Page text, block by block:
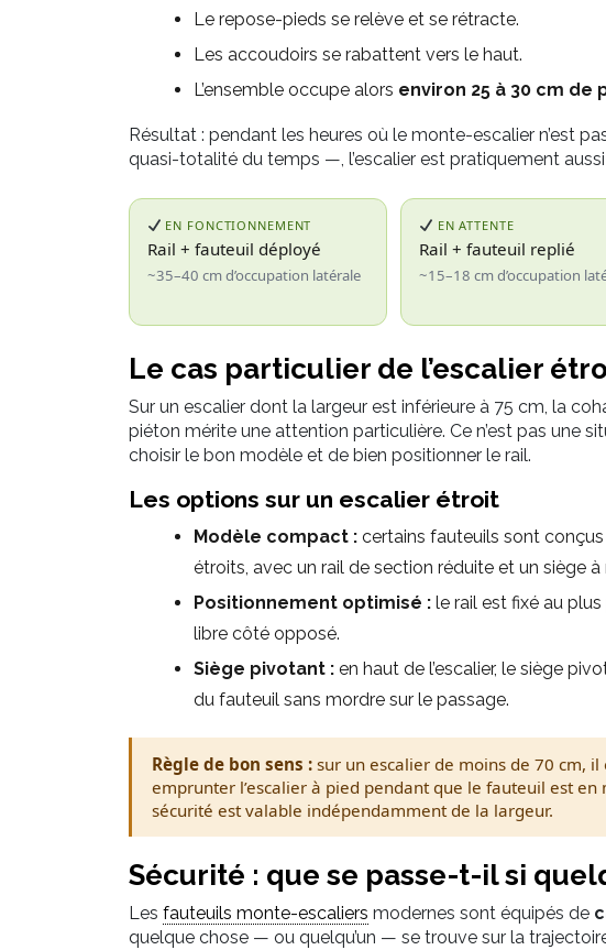
Le repose-pieds se relève et se rétracte.
Les accoudoirs se rabattent vers le haut.
L’ensemble occupe alors environ 25 à 30 cm de
Résultat : pendant les heures où le monte-escalier n’est
quasi-totalité du temps —, l’escalier est pratiquement aussi
EN FONCTIONNEMENT
Rail + fauteuil déployé
~35–40 cm d’occupation latérale
EN ATTENTE
Rail + fauteuil replié
~15–18 cm d’occupation
Le cas particulier de l’escalier
Sur un escalier dont la largeur est inférieure à 75 cm, la
piéton mérite une attention particulière. Ce n’est pas une
choisir le bon modèle et de bien positionner le rail.
Les options sur un escalier étroit
Modèle compact : certains fauteuils sont
étroits, avec un rail de section réduite et un siège à
Positionnement optimisé : le rail est fixé au
libre côté opposé.
Siège pivotant : en haut de l’escalier, le siège
du fauteuil sans mordre sur le passage.
Règle de bon sens :sur un escalier de moins de 70 cm,
emprunter l’escalier à pied pendant que le fauteuil est
sécurité est valable indépendamment de la largeur.
Sécurité : que se passe-t-il si
Les fauteuils monte-escaliers modernes sont équipés de
quelque chose — ou quelqu’un — se trouve sur la